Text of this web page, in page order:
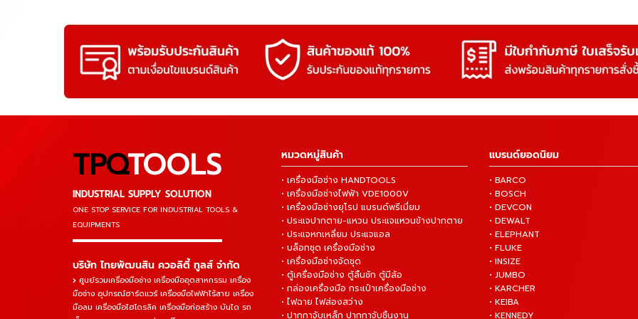
TPQTOOLS
INDUSTRIAL SUPPLY SOLUTION
ONE STOP SERVICE FOR INDUSTRIAL TOOLS &
EQUIPMENTS
▬▬▬▬▬▬▬▬▬▬▬▬▬▬▬
บริษัท ไทยพัฒนสิน ควอลิตี้ ทูลส์ จำกัด
ศูนย์รวมเครื่องมือช่าง เครื่องมืออุตสาหกรรม เครื่อง
มือช่าง อุปกรณ์ฮาร์ดแวร์ เครื่องมือไฟฟ้าไร้สาย เครื่อง
มือลม เครื่องมือไฮโดรลิค เครื่องมือก่อสร้าง บันได รถ
หมวดหมู่สินค้า
• เครื่องมือช่าง HANDTOOLS
• เครื่องมือช่างไฟฟ้า VDE1000V
• เครื่องมือช่างยุโรป แบรนด์พรีเมี่ยม
• ประแจปากตาย-แหวน ประแจแหวนข้างปากตาย
• ประแจหกเหลี่ยม ประแจแอล
• บล็อกชุด เครื่องมือช่าง
• เครื่องมือช่างจัดชุด
• ตู้เครื่องมือช่าง ตู้ลิ้นชัก ตู้มีล้อ
• กล่องเครื่องมือ กระเป๋าเครื่องมือช่าง
• ไฟฉาย ไฟส่องสว่าง
• ปากกาจับเหล็ก ปากกาจับชิ้นงาน
แบรนด์ยอดนิยม
• BARCO
• BOSCH
• DEVCON
• DEWALT
• ELEPHANT
• FLUKE
• INSIZE
• JUMBO
• KARCHER
• KEIBA
• KENNEDY